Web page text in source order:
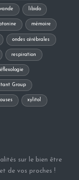
libido
mémoire
ondes cérébrales
respiration
Group
xylitol
sur le bien être
de vos proches !